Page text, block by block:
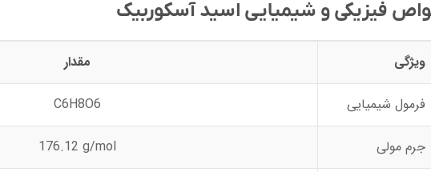
فیزیکی و شیمیایی اسید آسکوربیک
ویژگی مقدار
فرمول شیمیایی C6H8O6
جرم مولی 176.12 g/mol